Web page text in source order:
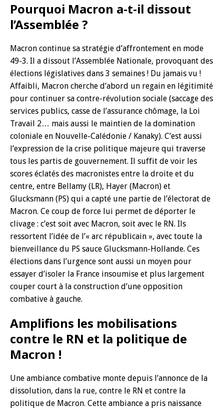
Pourquoi Macron a-t-il dissout
l’Assemblée ?
Macron continue sa stratégie d’affrontement en mode
49-3. Il a dissout l’Assemblée Nationale, provoquant des
élections législatives dans 3 semaines ! Du jamais vu !
Affaibli, Macron cherche d’abord un regain en légitimité
pour continuer sa contre-révolution sociale (saccage des
services publics, casse de l’assurance chômage, la Loi
Travail 2… mais aussi le maintien de la domination
coloniale en Nouvelle-Calédonie / Kanaky). C’est aussi
l’expression de la crise politique majeure qui traverse
tous les partis de gouvernement. Il suffit de voir les
scores éclatés des macronistes entre la droite et du
centre, entre Bellamy (LR), Hayer (Macron) et
Glucksmann (PS) qui a capté une partie de l’électorat de
Macron. Ce coup de force lui permet de déporter le
clivage : c’est soit avec Macron, soit avec le RN. Ils
ressortent l’idée de l’« arc républicain », avec toute la
bienveillance du PS sauce Glucksmann-Hollande. Ces
élections dans l’urgence sont aussi un moyen pour
essayer d’isoler la France insoumise et plus largement
couper court à la construction d’une opposition
combative à gauche.
Amplifions les mobilisations
contre le RN et la politique de
Macron !
Une ambiance combative monte depuis l’annonce de la
dissolution, dans la rue, contre le RN et contre la
politique de Macron. Cette ambiance a pris naissance